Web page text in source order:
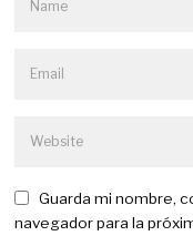
Guarda mi nombre,
navegador para la